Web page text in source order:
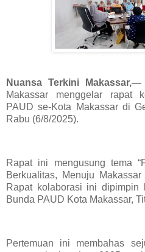
Nuansa Terkini Makassar,—
Makassar menggelar rapat
PAUD se-Kota Makassar di
Rabu (6/8/2025).
Rapat ini mengusung tema
Berkualitas, Menuju
Rapat kolaborasi ini dipimpin
Bunda PAUD Kota Makassar,
Pertemuan ini membahas